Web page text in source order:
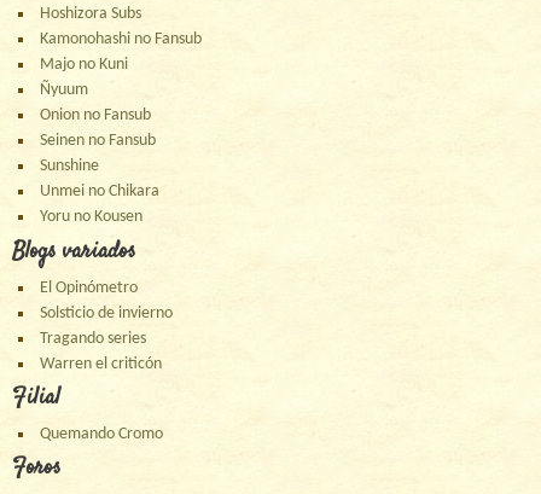
Hoshizora Subs
Kamonohashi no Fansub
Majo no Kuni
Ñyuum
Onion no Fansub
Seinen no Fansub
Sunshine
Unmei no Chikara
Yoru no Kousen
Blogs variados
El Opinómetro
Solsticio de invierno
Tragando series
Warren el criticón
Filial
Quemando Cromo
Foros